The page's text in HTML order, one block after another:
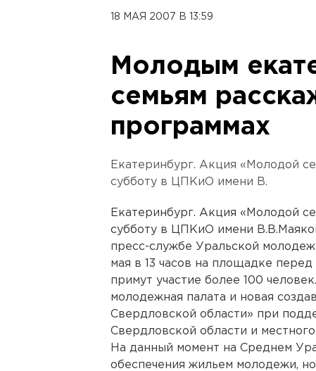
18 МАЯ 2007 В 13:59
Молодым
семьям
программах
Екатеринбург. Акция «Молодой
субботу в ЦПКиО имени В.
Екатеринбург. Акция «Молодой
субботу в ЦПКиО имени
пресс-службе Уральской
мая в 13 часов на площадке
примут участие более 100
молодежная палата и новая
Свердловской области» при
Свердловской области и
На данный момент на Среднем
обеспечения жильем молодежи,